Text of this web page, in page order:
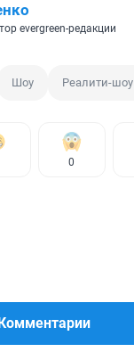
evergreen-редакции
Шоу Реалити-шоу
0